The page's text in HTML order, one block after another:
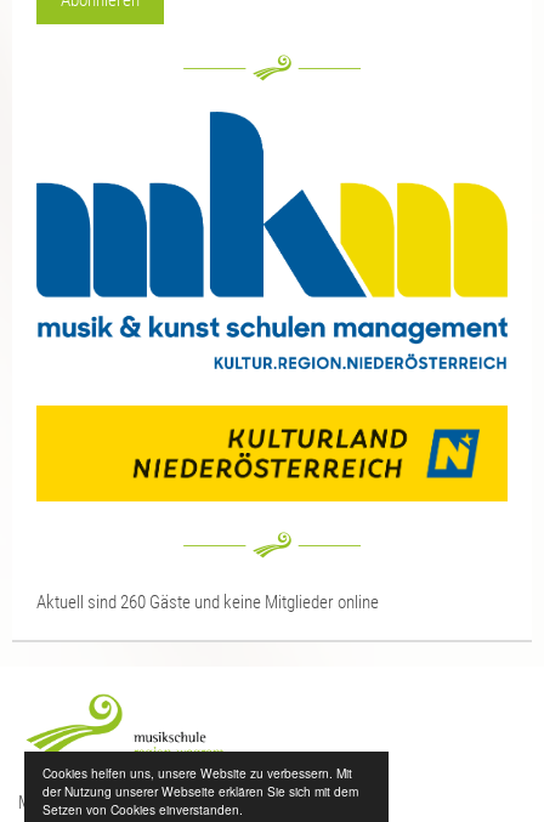
Cookies helfen uns, unsere Website zu verbessern. Mit
der Nutzung unserer Webseite erklären Sie sich mit dem
Setzen von Cookies einverstanden.
Aktuell sind 260 Gäste und keine Mitglieder online
Musikschule Region Wagram